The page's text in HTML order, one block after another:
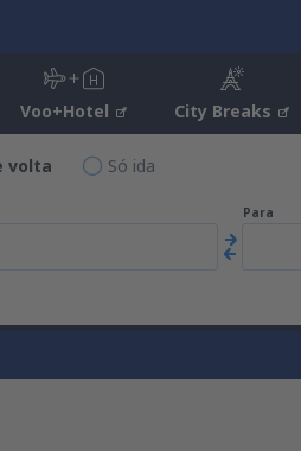
Voo+Hotel City Breaks
volta Só ida
Para